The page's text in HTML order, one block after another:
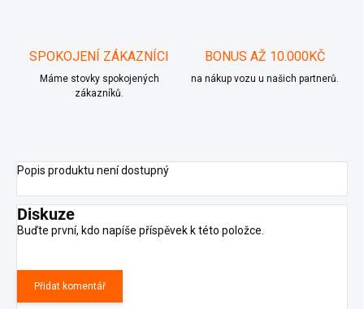
SPOKOJENÍ ZÁKAZNÍCI
Máme stovky spokojených
zákazníků.
BONUS AŽ 10.000KČ
na nákup vozu u našich partnerů.
Popis produktu není dostupný
Diskuze
Buďte první, kdo napíše příspěvek k této položce.
Přidat komentář